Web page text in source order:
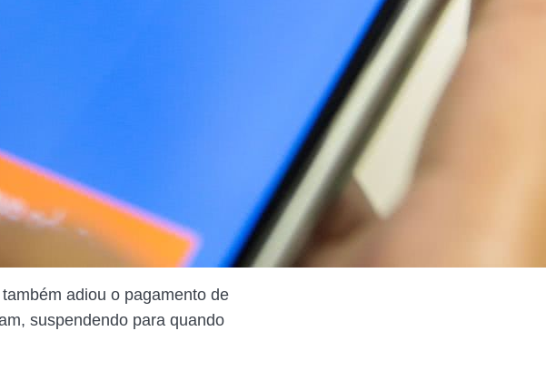
adiou o pagamento de
suspendendo para quando